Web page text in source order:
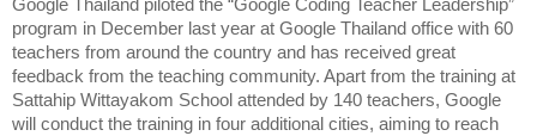
Google Thailand piloted the “Google Coding Teacher Leadership”
program in December last year at Google Thailand office with 60
teachers from around the country and has received great
feedback from the teaching community. Apart from the training at
Sattahip Wittayakom School attended by 140 teachers, Google
will conduct the training in four additional cities, aiming to reach